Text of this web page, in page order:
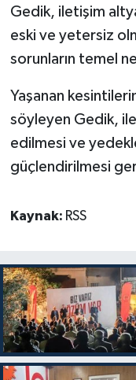
Gedik, iletişim
eski ve yetersiz
sorunların temel
Yaşanan
söyleyen Gedik,
edilmesi ve
güçlendirilmesi
Kaynak: RSS